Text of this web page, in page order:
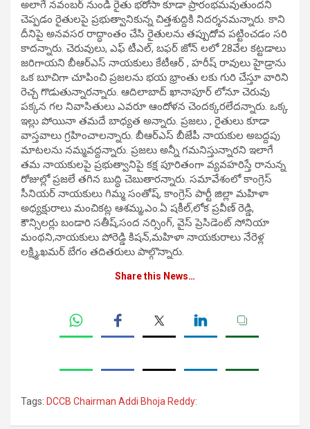
అలాగే న‌వంబ‌ర్ నుండి రైతు భ‌రోసా కూడా ప్రారంభమ‌వుతుంద‌ని
చెప్ప‌డం రైతుల‌పై ప్ర‌భుత్వానికున్న చిత్తశుద్దికి నిద‌ర్శ‌న‌మ‌న్నారు. కాని
దీనిపై అన‌వ‌స‌ర రాద్ధాంతం చేసి రైతుల‌ను త‌ప్పుదోవ ప‌ట్టించ‌డం స‌రి
కాద‌న్నారు. చెరువులు, ఎఫ్ టీఎల్, బ‌ఫ‌ర్ జోన్ ల‌లో 28వేల క‌ట్ట‌డాలు
జ‌రిగాయ‌ని బీఆర్ఎస్ నాయ‌కులు కేటీఆర్ , హ‌రీష్ రావులు హైడ్రాను
ఒక బూచిగా చూపించి ప్ర‌జ‌ల‌ను భ‌య భ్రాంతు ల‌కు గురి చేస్తూ వారిని
రెచ్చ గొడుతున్నార‌న్నారు. ఆదిలాబాద్ ఖానాపూర్ లోనూ చెరువు
ప‌క్క‌న గ‌ల నివాసితులు ఎవ‌రూ ఆందోళ‌న చెంద‌క్క‌ర‌లేద‌న్నారు. ఒక్క
ఇల్లు పోయినా త‌మ‌దే బాధ్య‌త అన్నారు. ప్ర‌జ‌లు , రైతులు కూడా
వాస్తవాలు గ్రహించాల‌న్నారు. బీఆర్ఎస్ బీజేపీ నాయ‌కుల అబ‌ద్ద‌పు
మాట‌ల‌ను న‌మ్మ‌వ‌ద్ద‌న్నారు. ప్ర‌జ‌లు అన్నీ గ‌మ‌నిస్తున్నార‌ని ఇలాగే
త‌మ నాయ‌కుల‌పై ప్ర‌భుత్వానిపై క‌క్ష పూరితంగా వ్య‌వ‌హ‌రిస్తే రానున్న
రోజుల్లో ప్ర‌జ‌లే త‌గిన బుద్ధి చెబుతార‌న్నారు. స‌మావేశంలో కాంగ్రెస్
సీనియర్ నాయకులు గిమ్మ సంతోష్, కాంగ్రెస్ పార్టీ జిల్లా మహిళా
అధ్యక్షురాలు మంచికట్ల ఆశమ్మ,ఎం.ఏ షకీల్,లోక ప్రవీణ్ రెడ్డి,
కౌన్సిలర్లు బండారి సతీష్,సంద నర్సింగ్, వైస్ ప్రెసిడెంట్ సోనియా
మంథని,నాయకులు పోరెడ్డి కిషన్,మహిళా నాయకురాలు నేరెళ్ల
లక్ష్మి,ఖమర్ బేగం తదితరులు పాల్గొన్నారు.
Share this News…
Tags: DCCB Chairman Addi Bhoja Reddy: